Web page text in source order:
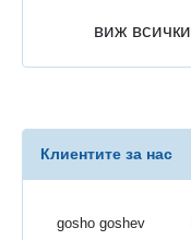
виж всички
Клиентите за нас
gosho goshev